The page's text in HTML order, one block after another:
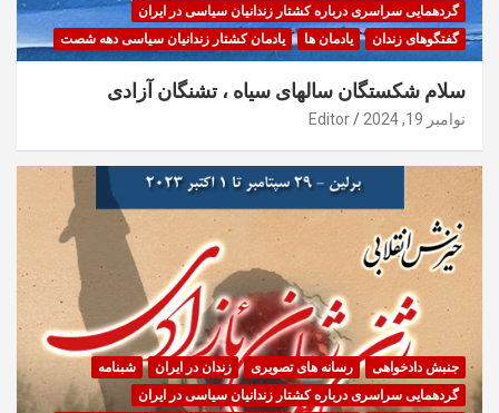
گردهمایی سراسری درباره کشتار زندانیان سیاسی در ایران
گفتگوهای زندان
یادمان ها یادمان کشتار زندانیان سیاسی دهه شصت
سلام شکستگان سالهای سیاه ، تشنگان آزادی
نوامبر 19, 2024 Editor
جنبش دادخواهی رسانه های تصویری زندان در ایران
شبنامه
گردهمایی سراسری درباره کشتار زندانیان سیاسی در ایران